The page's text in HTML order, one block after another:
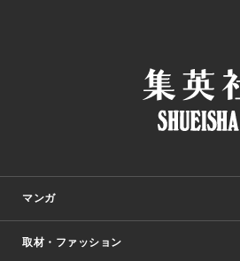
マンガ
少年マンガ
取材・ファッション